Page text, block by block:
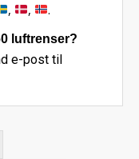
, , .
luftrenser?
e-post til